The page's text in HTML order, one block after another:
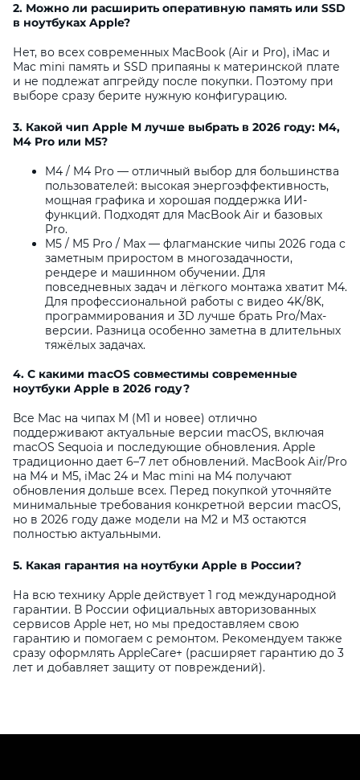
2. Можно ли расширить оперативную память или SSD
в ноутбуках Apple?
Нет, во всех современных MacBook (Air и Pro), iMac и
Mac mini память и SSD припаяны к материнской плате
и не подлежат апгрейду после покупки. Поэтому при
выборе сразу берите нужную конфигурацию.
3. Какой чип Apple M лучше выбрать в 2026 году: M4,
M4 Pro или M5?
M4 / M4 Pro — отличный выбор для большинства
пользователей: высокая энергоэффективность,
мощная графика и хорошая поддержка ИИ-
функций. Подходят для MacBook Air и базовых
Pro.
M5 / M5 Pro / Max — флагманские чипы 2026 года с
заметным приростом в многозадачности,
рендере и машинном обучении. Для
повседневных задач и лёгкого монтажа хватит M4.
Для профессиональной работы с видео 4K/8K,
программирования и 3D лучше брать Pro/Max-
версии. Разница особенно заметна в длительных
тяжёлых задачах.
4. С какими macOS совместимы современные
ноутбуки Apple в 2026 году?
Все Mac на чипах M (M1 и новее) отлично
поддерживают актуальные версии macOS, включая
macOS Sequoia и последующие обновления. Apple
традиционно дает 6–7 лет обновлений. MacBook Air/Pro
на M4 и M5, iMac 24 и Mac mini на M4 получают
обновления дольше всех. Перед покупкой уточняйте
минимальные требования конкретной версии macOS,
но в 2026 году даже модели на M2 и M3 остаются
полностью актуальными.
5. Какая гарантия на ноутбуки Apple в России?
На всю технику Apple действует 1 год международной
гарантии. В России официальных авторизованных
сервисов Apple нет, но мы предоставляем свою
гарантию и помогаем с ремонтом. Рекомендуем также
сразу оформлять AppleCare+ (расширяет гарантию до 3
лет и добавляет защиту от повреждений).